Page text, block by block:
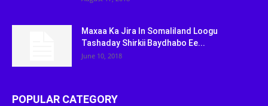
Maxaa Ka Jira In Somaliland Loogu
Tashaday Shirkii Baydhabo Ee...
June 10, 2018
POPULAR CATEGORY